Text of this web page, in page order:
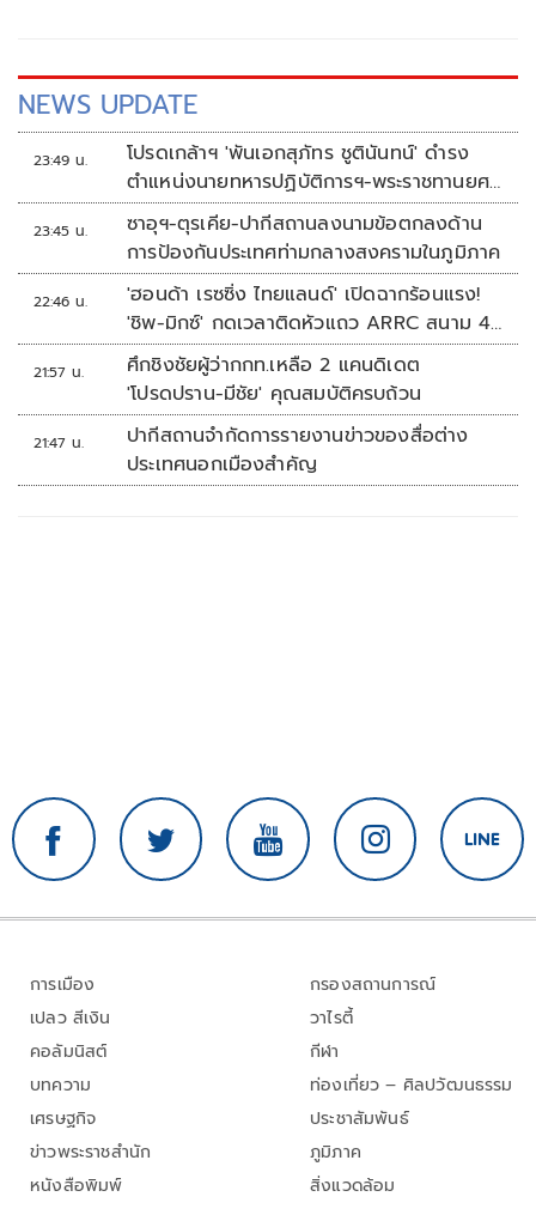
NEWS UPDATE
23:49 น.
โปรดเกล้าฯ 'พันเอกสุภัทร ชูตินันทน์' ดำรง
ตำแหน่งนายทหารปฏิบัติการฯ-พระราชทานยศ
'พลตรี'
23:45 น.
ซาอุฯ-ตุรเคีย-ปากีสถานลงนามข้อตกลงด้าน
การป้องกันประเทศท่ามกลางสงครามในภูมิภาค
22:46 น.
'ฮอนด้า เรซซิ่ง ไทยแลนด์' เปิดฉากร้อนแรง!
'ชิพ-มิกซ์' กดเวลาติดหัวแถว ARRC สนาม 4
ที่มัลดาลิกา
21:57 น.
ศึกชิงชัยผู้ว่ากกท.เหลือ 2 แคนดิเดต
'โปรดปราน-มีชัย' คุณสมบัติครบถ้วน
21:47 น.
ปากีสถานจำกัดการรายงานข่าวของสื่อต่าง
ประเทศนอกเมืองสำคัญ
การเมือง
เปลว สีเงิน
คอลัมนิสต์
บทความ
เศรษฐกิจ
ข่าวพระราชสำนัก
หนังสือพิมพ์
กรองสถานการณ์
วาไรตี้
กีฬา
ท่องเที่ยว – ศิลปวัฒนธรรม
ประชาสัมพันธ์
ภูมิภาค
สิ่งแวดล้อม